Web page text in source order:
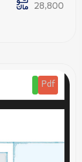
28,800
Pdf